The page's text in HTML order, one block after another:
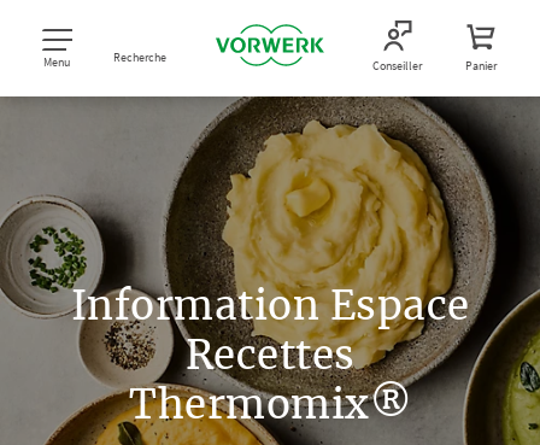
Menu Recherche Conseiller Panier
Information Espace
Recettes
Thermomix®